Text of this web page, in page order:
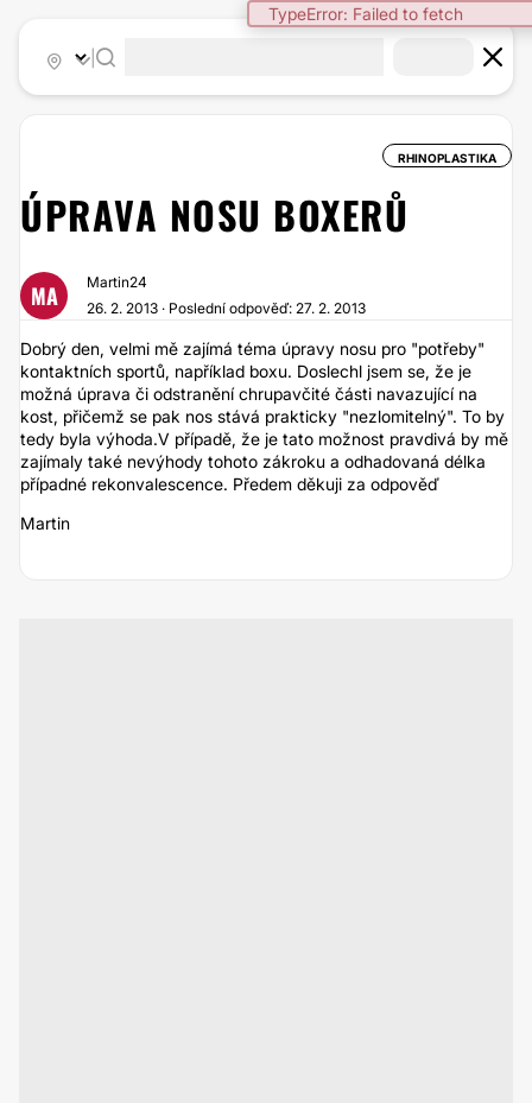
TypeError: Failed to fetch
RHINOPLASTIKA
ÚPRAVA NOSU BOXERŮ
MA
Martin24
26. 2. 2013 · Poslední odpověď: 27. 2. 2013
Dobrý den, velmi mě zajímá téma úpravy nosu pro "potřeby"
kontaktních sportů, například boxu. Doslechl jsem se, že je
možná úprava či odstranění chrupavčité části navazující na
kost, přičemž se pak nos stává prakticky "nezlomitelný". To by
tedy byla výhoda.V případě, že je tato možnost pravdivá by mě
zajímaly také nevýhody tohoto zákroku a odhadovaná délka
případné rekonvalescence. Předem děkuji za odpověď
Martin